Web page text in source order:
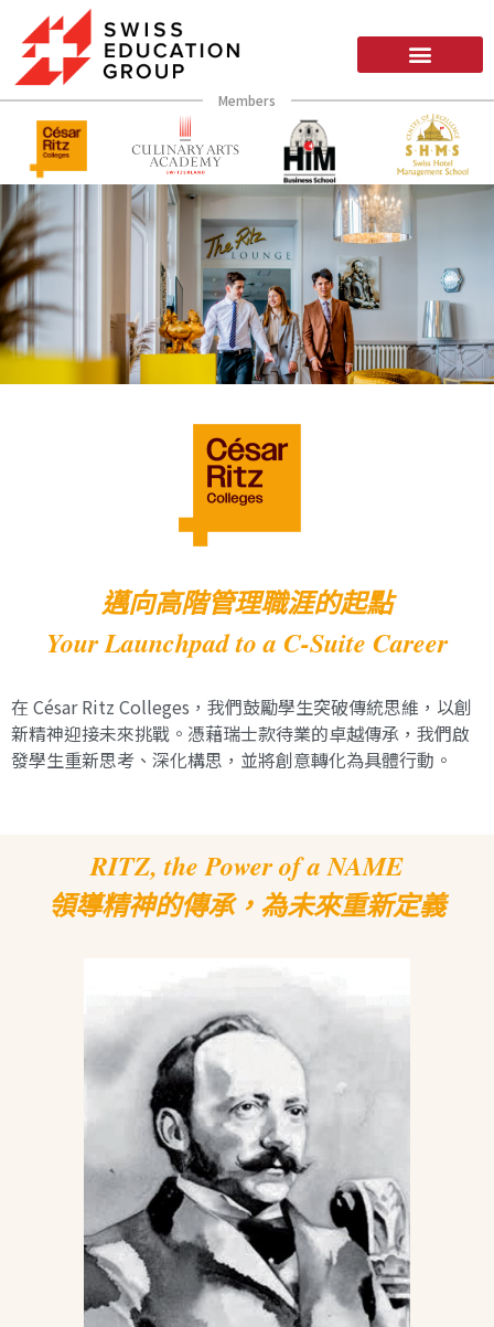
Members
邁向高階管理職涯的起點
Your Launchpad to a C-Suite Career
在 César Ritz Colleges，我們鼓勵學生突破傳統思維，以創
新精神迎接未來挑戰。憑藉瑞士款待業的卓越傳承，我們啟
發學生重新思考、深化構思，並將創意轉化為具體行動。
RITZ, the Power of a NAME
領導精神的傳承，為未來重新定義